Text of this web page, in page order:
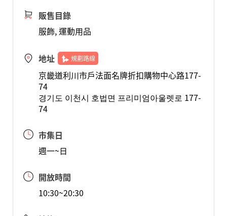
販售目錄
服飾, 運動用品
地址 規劃路線
京畿道利川市戶法面名牌折扣購物中心路177-
74
경기도 이천시 호법면 프리미엄아울렛로 177-
74
市集日
週一~日
開放時間
10:30~20:30